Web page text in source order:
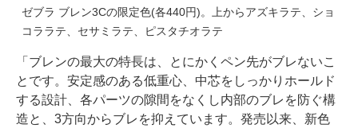
ゼブラ ブレン3Cの限定色(各440円)。上からアズキラテ、ショ
コララテ、セサミラテ、ピスタチオラテ
「ブレンの最大の特長は、とにかくペン先がブレないこ
とです。安定感のある低重心、中芯をしっかりホールド
する設計、各パーツの隙間をなくし内部のブレを防ぐ構
造と、3方向からブレを抑えています。発売以来、新色